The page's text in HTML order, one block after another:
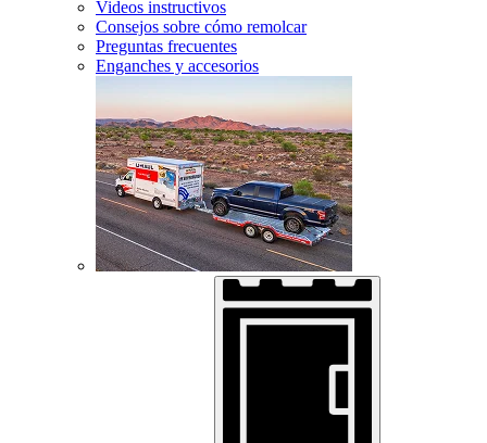
Videos instructivos
Consejos sobre cómo remolcar
Preguntas frecuentes
Enganches y accesorios